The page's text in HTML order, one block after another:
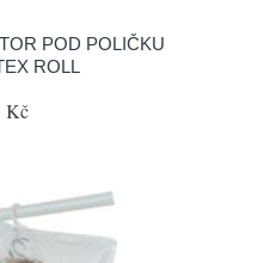
POD POLIČKU
ROLL
Kč